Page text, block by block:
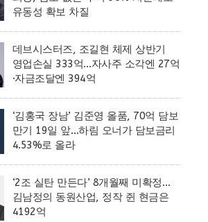
유동성 확보 차질
데브시스터즈, 조길현 체제 상반기
영업손실 333억…자사주 소각엔 27억
·자금조달엔 394억
‘김홍국 장남’ 김준영 올품, 70억 담보
만기 19일 앞…하림 오너가 담보금리
4.53%로 올라
‘2조 실탄 만든다’ 8개월째 미확정…
김남정의 동원산업, 정작 쥔 현금은
4192억